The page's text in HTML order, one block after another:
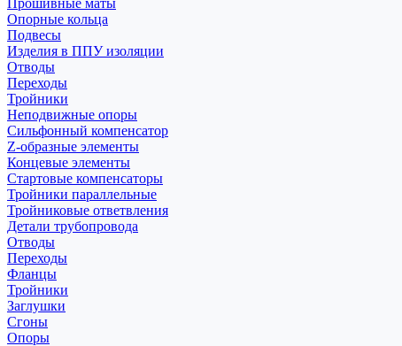
Прошивные маты
Опорные кольца
Подвесы
Изделия в ППУ изоляции
Отводы
Переходы
Тройники
Неподвижные опоры
Cильфонный компенсатор
Z-образные элементы
Концевые элементы
Стартовые компенсаторы
Тройники параллельные
Тройниковые ответвления
Детали трубопровода
Отводы
Переходы
Фланцы
Тройники
Заглушки
Сгоны
Опоры